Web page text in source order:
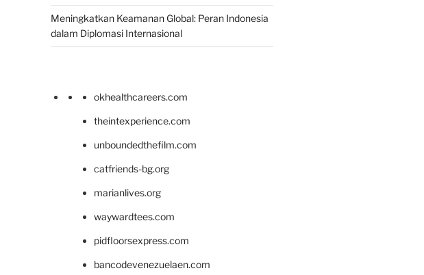
Meningkatkan Keamanan Global: Peran Indonesia
dalam Diplomasi Internasional
okhealthcareers.com
theintexperience.com
unboundedthefilm.com
catfriends-bg.org
marianlives.org
waywardtees.com
pidfloorsexpress.com
bancodevenezuelaen.com